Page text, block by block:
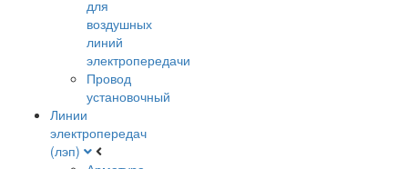
для
воздушных
линий
электропередачи
Провод
установочный
Линии
электропередач
(лэп)